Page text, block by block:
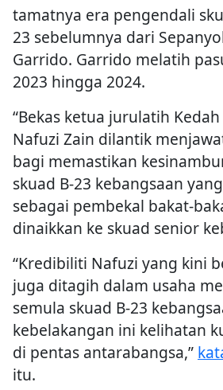
tamatnya era pengendali
23 sebelumnya dari
Garrido. Garrido melatih
2023 hingga 2024.
“Bekas ketua jurulatih
Nafuzi Zain dilantik
bagi memastikan
skuad B-23 kebangsaan
sebagai pembekal bakat-
dinaikkan ke skuad senior
“Kredibiliti Nafuzi yang kini
juga ditagih dalam usaha
semula skuad B-23
kebelakangan ini kelihatan
di pentas antarabangsa,”
itu.